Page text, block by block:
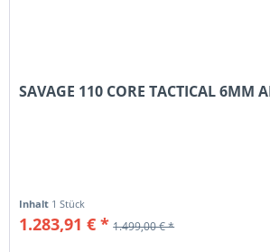
SAVAGE 110 CORE TACTICAL 6MM
Inhalt 1 Stück
1.283,91 € * 1.499,00 € *